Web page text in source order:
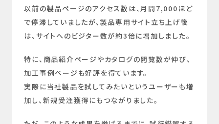
以前の製品ページのアクセス数は、月間7,000ほど
で停滞していましたが、製品専用サイト立ち上げ後
は、サイトへのビジター数が約3倍に増加しました。
特に、商品紹介ページやカタログの閲覧数が伸び、
加工事例ページも好評を得ています。
実際に当社製品を試してみたいというユーザーも増
加し、新規受注獲得にもつながりました。